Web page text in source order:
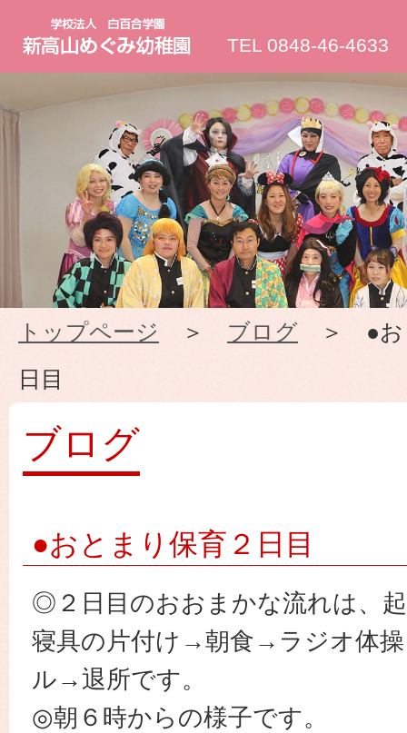
新
高
山
め
ぐ
み
幼
稚
TEL 0848-46-4633
トップページ ＞ ブログ ＞ ●お
日目
ブログ
●おとまり保育２日目
◎２日目のおおまかな流れは、
寝具の片付け→朝食→ラジオ体
ル→退所です。
◎朝６時からの様子です。